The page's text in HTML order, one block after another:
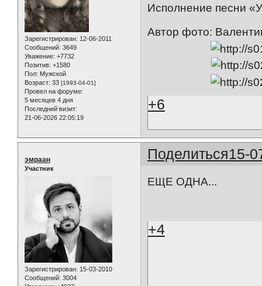
Зарегистрирован: 12-06-2011
Сообщений: 3649
Уважение: +7732
Позитив: +1580
Пол: Мужской
Возраст: 33 [1993-04-01]
Провел на форуме:
5 месяцев 4 дня
Последний визит:
21-06-2026 22:05:19
Исполнение песни
Автор фото:
+6
Поделиться15-
эмраан
Участник
Зарегистрирован: 15-03-2010
Сообщений: 3004
ЕЩЕ ОДНА...
+4